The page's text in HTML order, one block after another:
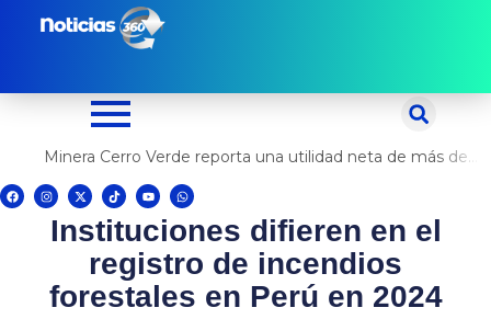
Minera Cerro Verde reporta una utilidad neta de más de US$ 500 millones
F
a
c
I
n
s
m
X
-
t
w
i
T
i
k
t
o
Y
o
u
t
u
e
W
h
a
t
s
p
p
Instituciones difieren en el
registro de incendios
forestales en Perú en 2024